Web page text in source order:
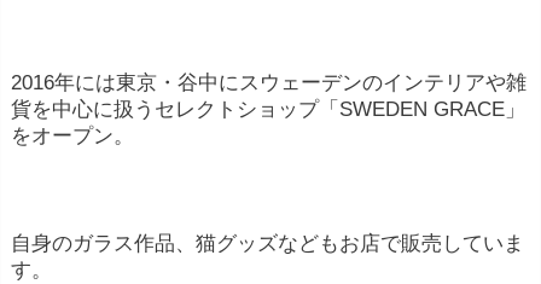
2016年には東京・谷中にスウェーデンのインテリアや雑
貨を中心に扱うセレクトショップ「SWEDEN GRACE」
をオープン。
自身のガラス作品、猫グッズなどもお店で販売していま
す。